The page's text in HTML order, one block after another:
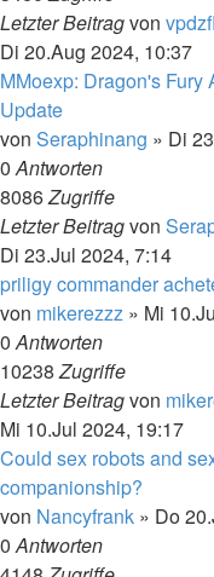
Letzter Beitragvon
Di 20.Aug 2024, 10:37
MMoexp: Dragon's
Update
von Seraphinang » Di
0Antworten
8086Zugriffe
Letzter Beitragvon
Di 23.Jul 2024, 7:14
priligy commander
von mikerezzz » Mi
0Antworten
10238Zugriffe
Letzter Beitragvon
Mi 10.Jul 2024, 19:17
Could sex robots and
companionship?
von Nancyfrank » Do
0Antworten